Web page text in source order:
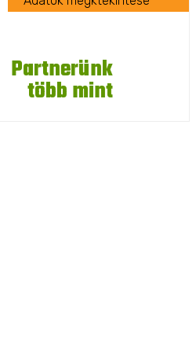
Partnerünk
több mint